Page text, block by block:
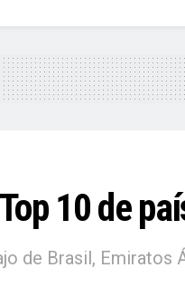
10 de
de Brasil, Emiratos